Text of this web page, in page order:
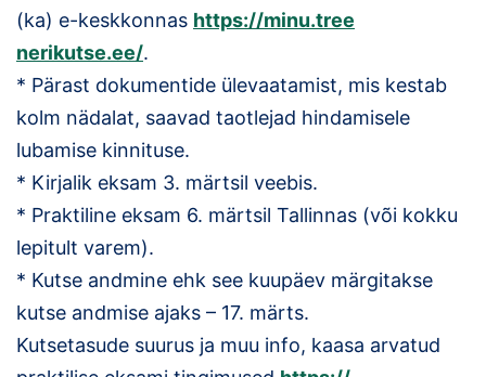
Püsirajad
Ajalugu
Koolitused
OTSI
(ka) e-keskkonnas https://minu.tree
nerikutse.ee/.
* Pärast dokumentide ülevaatamist, mis kestab
kolm nädalat, saavad taotlejad hindamisele
lubamise kinnituse.
* Kirjalik eksam 3. märtsil veebis.
* Praktiline eksam 6. märtsil Tallinnas (või kokku
lepitult varem).
* Kutse andmine ehk see kuupäev märgitakse
kutse andmise ajaks – 17. märts.
Kutsetasude suurus ja muu info, kaasa arvatud